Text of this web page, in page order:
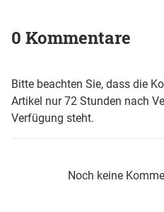
0 Kommentare
Bitte beachten Sie, dass die
Artikel nur 72 Stunden nach
Verfügung steht.
Noch keine